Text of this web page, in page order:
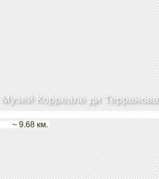
Музей Корреале ди Терранова
~ 9.68 км.